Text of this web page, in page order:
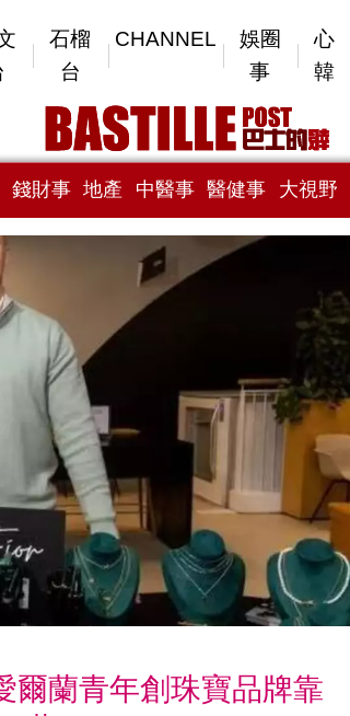
石榴
台
CHANNEL
娛圈
事
心
韓
錢財事 地產 中醫事 醫健事 大視野
爾蘭青年創珠寶品牌靠